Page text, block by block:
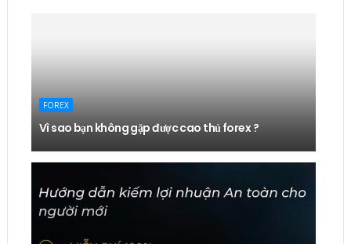
FOREX
Vì sao bạn không gặp được cao thủ forex ?